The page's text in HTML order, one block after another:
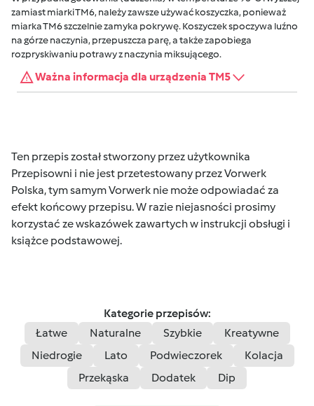
zamiast miarki TM6, należy zawsze używać koszyczka, ponieważ
miarka TM6 szczelnie zamyka pokrywę. Koszyczek spoczywa luźno
na górze naczynia, przepuszcza parę, a także zapobiega
rozpryskiwaniu potrawy z naczynia miksującego.
Ważna informacja dla urządzenia TM5
Ten przepis został stworzony przez użytkownika
Przepisowni i nie jest przetestowany przez Vorwerk
Polska, tym samym Vorwerk nie może odpowiadać za
efekt końcowy przepisu. W razie niejasności prosimy
korzystać ze wskazówek zawartych w instrukcji obsługi i
książce podstawowej.
Kategorie przepisów:
Łatwe
Naturalne Szybkie
Kreatywne
Niedrogie
Lato Podwieczorek
Kolacja
Przekąska
Dodatek Dip